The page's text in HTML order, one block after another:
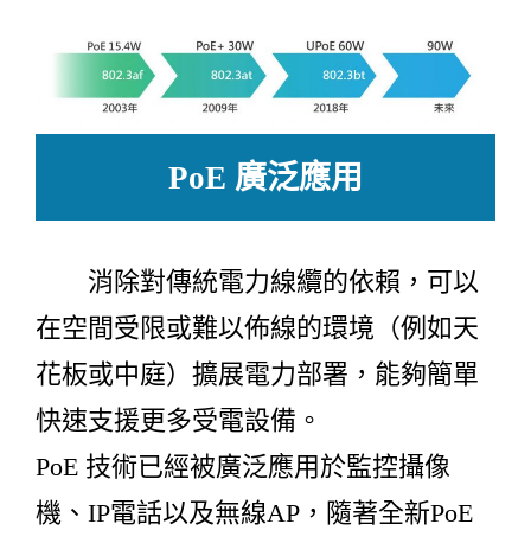
PoE 廣泛應用
消除對傳統電力線纜的依賴，可以
在空間受限或難以佈線的環境（例如天
花板或中庭）擴展電力部署，能夠簡單
快速支援更多受電設備。
PoE 技術已經被廣泛應用於監控攝像
機、IP電話以及無線AP，隨著全新PoE